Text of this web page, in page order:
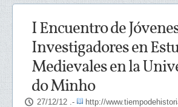
I Encuentro de
Investigadores en
Medievales en la
do Minho
27/12/12 .- http://